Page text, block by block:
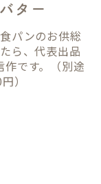
ター
パンのお供総
ら、代表出品
作です。（別途
）